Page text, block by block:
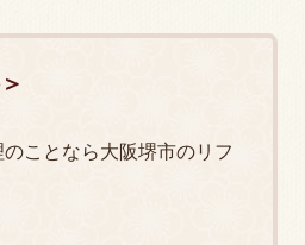
ことなら大阪堺市のリフ